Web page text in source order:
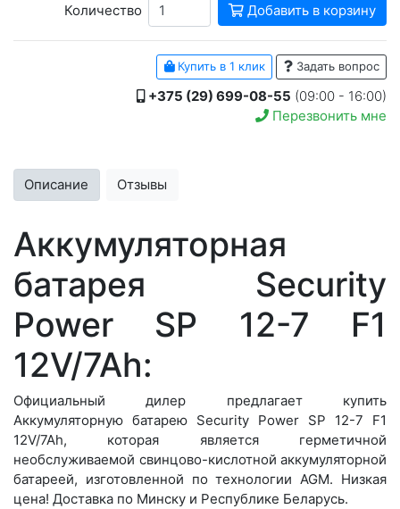
Количество Добавить в корзину
Купить в 1 клик Задать вопрос
+375 (29) 699-08-55 (09:00 - 16:00)
Перезвонить мне
Описание Отзывы
Аккумуляторная
батарея Security
Power SP 12-7 F1
12V/7Ah:
Официальный дилер предлагает купить
Аккумуляторную батарею Security Power SP 12-7 F1
12V/7Ah, которая является герметичной
необслуживаемой свинцово-кислотной аккумуляторной
батареей, изготовленной по технологии AGM. Низкая
цена! Доставка по Минску и Республике Беларусь.